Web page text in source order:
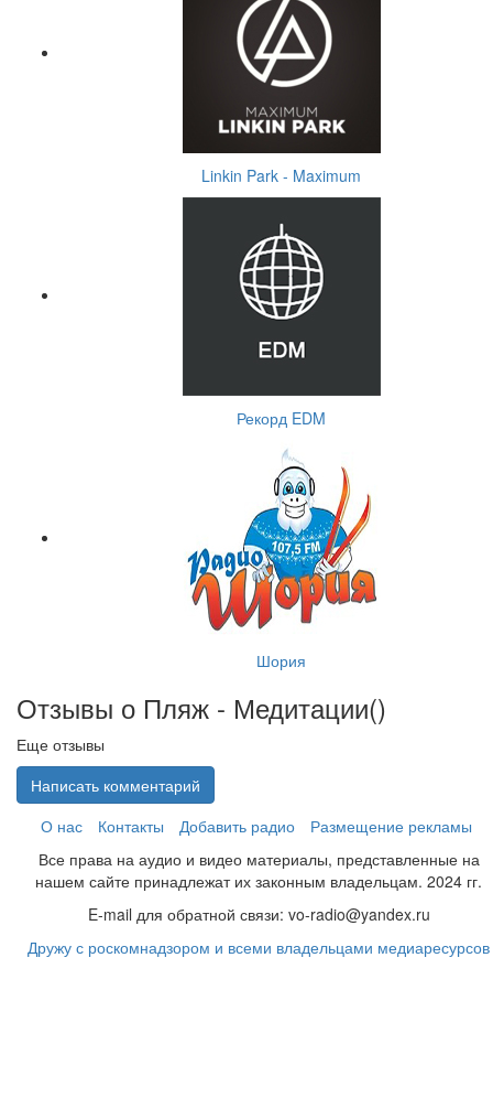
Linkin Park - Maximum
Рекорд EDM
Шория
Отзывы о Пляж - Медитации()
Еще отзывы
Написать комментарий
О нас
Контакты Добавить радио
Размещение рекламы
Все права на аудио и видео материалы, представленные на
нашем сайте принадлежат их законным владельцам. 2024 гг.
E-mail для обратной связи: vo-radio@yandex.ru
Дружу с роскомнадзором и всеми владельцами медиаресурсов